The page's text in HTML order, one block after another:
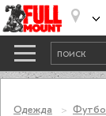
Одежда